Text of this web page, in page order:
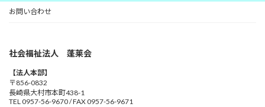
お問い合わせ
社会福祉法人 蓬莱会
【法人本部】
〒856-0832
長崎県大村市本町438-1
TEL 0957-56-9670 / FAX 0957-56-9671